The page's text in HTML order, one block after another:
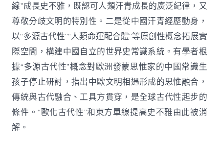
線”成長史不雅，既認可人類汗青成長的廣泛紀律，又
尊敬分歧文明的特別性。二是從中國汗青經歷動身，
以“多源古代性”“人類命運配合體”等原創性概念拓展實
際空間，構建中國自立的世界史常識系統。有學者根
據“多源古代性”概念對歐洲發蒙思惟家的中國常識生
孩子停止研討，指出中歐文明相遇形成的思惟融合，
傳統與古代融合、工具方貫穿，是全球古代性起步的
條件。“歐化古代性”和東方單線提高史不雅由此被消
解。